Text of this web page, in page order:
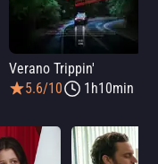
Verano Trippin'
5.6/10
1h10min